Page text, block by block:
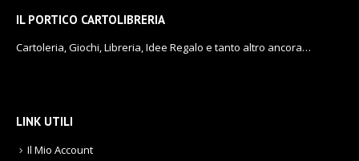
IL PORTICO CARTOLIBRERIA
Cartoleria, Giochi, Libreria, Idee Regalo e tanto altro ancora…
LINK UTILI
Il Mio Account